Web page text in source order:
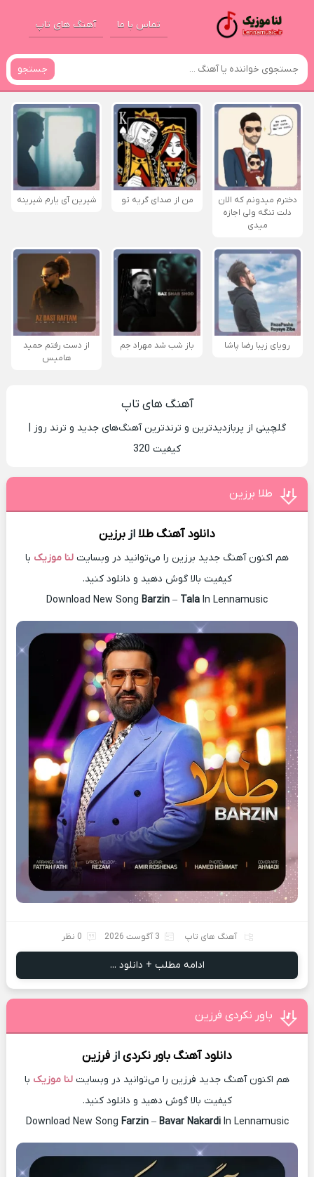
تماس با ما آهنگ های تاپ
جستجو
دخترم میدونم که الان
دلت تنگه ولی اجازه
میدی
من از صدای گريه تو شیرین آی یارم شیرینه
رویای زیبا رضا پاشا باز شب شد مهراد جم
از دست رفتم حمید
هامیس
آهنگ های تاپ
گلچینی از پربازدیدترین و ترندترین آهنگ‌های جدید و ترند روز |
کیفیت 320
طلا برزین
دانلود آهنگطلاازبرزین
هم اکنون آهنگ جدید برزین را می‌توانید در وبسایت لنا موزیک با
کیفیت بالا گوش دهید و دانلود کنید.
Download New Song Barzin – Tala In Lennamusic
آهنگ های تاپ 3 آگوست 2026 0 نظر
ادامه مطلب + دانلود ...
باور نکردی فرزین
دانلود آهنگباور نکردیازفرزین
هم اکنون آهنگ جدید فرزین را می‌توانید در وبسایت لنا موزیک با
کیفیت بالا گوش دهید و دانلود کنید.
Download New Song Farzin– Bavar NakardiIn Lennamusic